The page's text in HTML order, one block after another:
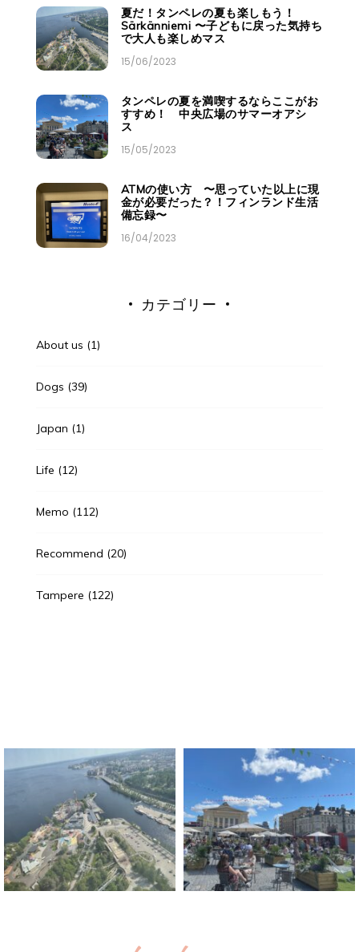
夏だ！タンペレの夏も楽しもう！
Särkänniemi 〜子どもに戻った気持ち
で大人も楽しめマス
15/06/2023
タンペレの夏を満喫するならここがお
すすめ！ 中央広場のサマーオアシ
ス
15/05/2023
ATMの使い方 〜思っていた以上に現
金が必要だった？！フィンランド生活
備忘録〜
16/04/2023
カテゴリー
About us (1)
Dogs (39)
Japan (1)
Life (12)
Memo (112)
Recommend (20)
Tampere (122)